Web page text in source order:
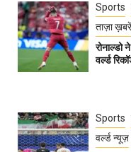
Sports
ताज़ा ख़बरें
रोनाल्डो
वर्ल्ड
Sports
वर्ल्ड न्यूज़